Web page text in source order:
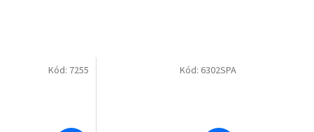
Kód: 7255 Kód: 6302SPA